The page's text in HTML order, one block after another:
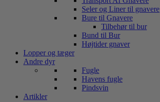
Seler og Liner til gnavere
Bure til Gnavere
Tilbehør til bur
Bund til Bur
Højtider gnaver
Lopper og tæger
Andre dyr
Fugle
Havens fugle
Pindsvin
Artikler